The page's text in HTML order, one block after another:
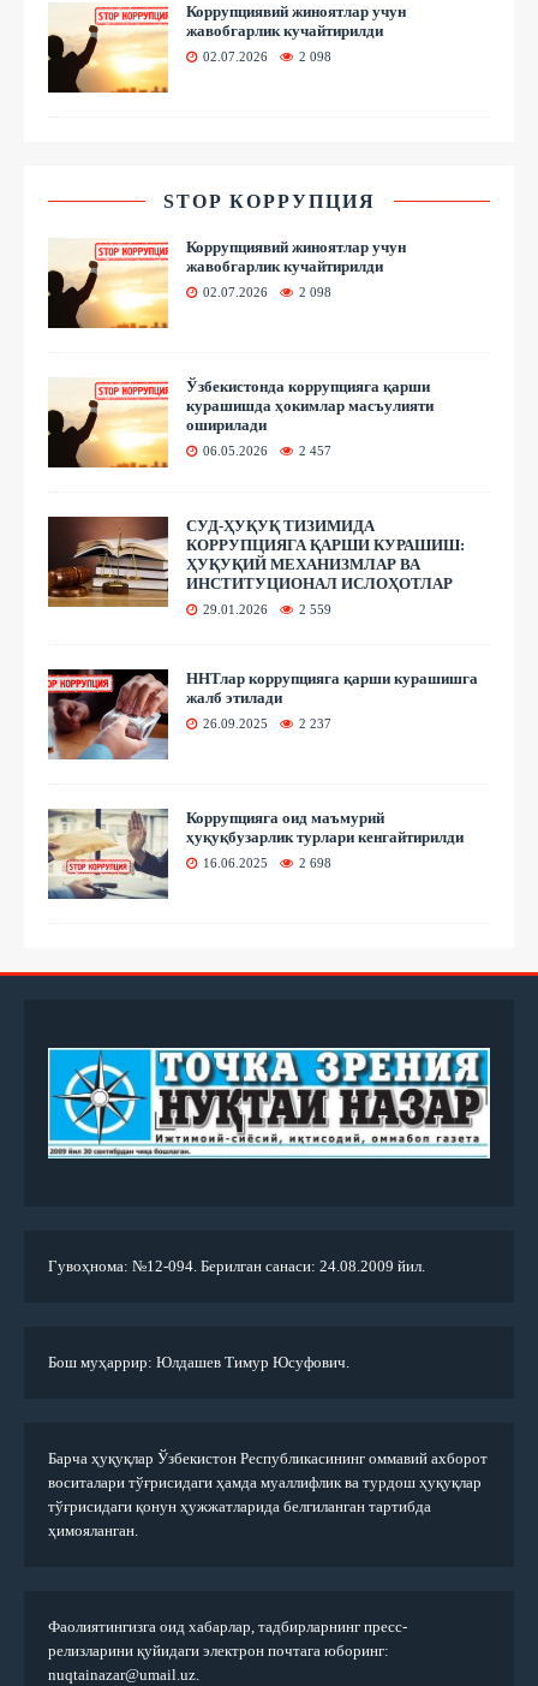
Коррупциявий жиноятлар учун
жавобгарлик кучайтирилди
02.07.2026 2 098
STOP КОРРУПЦИЯ
Коррупциявий жиноятлар учун
жавобгарлик кучайтирилди
02.07.2026 2 098
Ўзбекистонда коррупцияга қарши
курашишда ҳокимлар масъулияти
оширилади
06.05.2026 2 457
СУД-ҲУҚУҚ ТИЗИМИДА
КОРРУПЦИЯГА ҚАРШИ КУРАШИШ:
ҲУҚУҚИЙ МЕХАНИЗМЛАР ВА
ИНСТИТУЦИОНАЛ ИСЛОҲОТЛАР
29.01.2026 2 559
ННТлар коррупцияга қарши курашишга
жалб этилади
26.09.2025 2 237
Коррупцияга оид маъмурий
ҳуқуқбузарлик турлари кенгайтирилди
16.06.2025 2 698
Гувоҳнома: №12-094. Берилган санаси: 24.08.2009 йил.
Бош муҳаррир: Юлдашев Тимур Юсуфович.
Барча ҳуқуқлар Ўзбекистон Республикасининг оммавий ахборот
воситалари тўғрисидаги ҳамда муаллифлик ва турдош ҳуқуқлар
тўғрисидаги қонун ҳужжатларида белгиланган тартибда
ҳимояланган.
Фаолиятингизга оид хабарлар, тадбирларнинг пресс-
релизларини қуйидаги электрон почтага юборинг:
nuqtainazar@umail.uz.